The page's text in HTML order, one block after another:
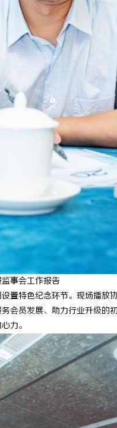
事会工作报告
置特色纪念环节。现场播
会员发展、助力行业升级
力。